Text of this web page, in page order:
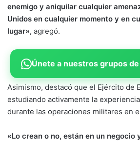
enemigo y aniquilar cualquier
Unidos en cualquier momento y en
lugar», agregó.
Únete a nuestros grupos
Asimismo, destacó que el Ejército de
estudiando activamente la
durante las operaciones militares en
«Lo crean o no, están en un negocio